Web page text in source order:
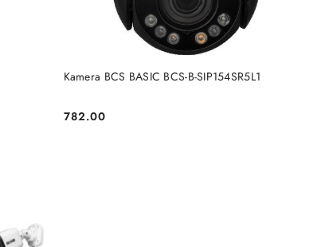
Kamera BCS BASIC BCS-B-SIP154SR5L1
Cena:
782.00